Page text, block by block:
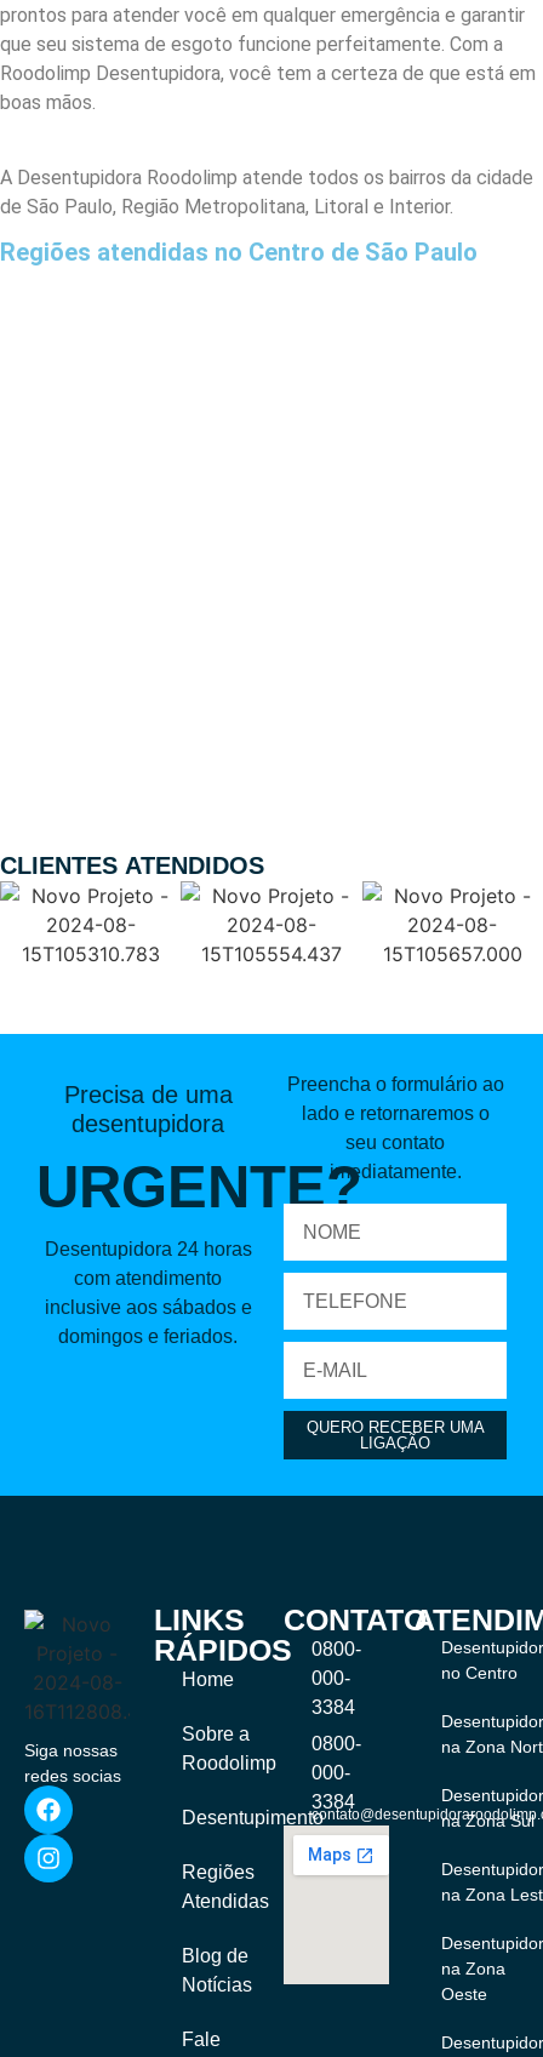
prontos para atender você em qualquer emergência e garantir
que seu sistema de esgoto funcione perfeitamente. Com a
Roodolimp Desentupidora, você tem a certeza de que está em
boas mãos.
A Desentupidora Roodolimp atende todos os bairros da cidade
de São Paulo, Região Metropolitana, Litoral e Interior.
Regiões atendidas no Centro de São Paulo
CLIENTES ATENDIDOS
Precisa de uma
desentupidora
URGENTE?
Desentupidora 24 horas
com atendimento
inclusive aos sábados e
domingos e feriados.
Preencha o formulário ao
lado e retornaremos o
seu contato
imediatamente.
QUERO RECEBER UMA
LIGAÇÃO
Siga nossas
redes socias
LINKS
RÁPIDOS
Home
Sobre a
Roodolimp
Desentupimento
Regiões
Atendidas
Blog de
Notícias
Fale
CONTATO
0800-
000-
3384
0800-
000-
3384
no Centro
na Zona
na Zona Sul
na Zona
na Zona
Oeste